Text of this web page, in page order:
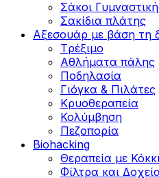
Σάκοι
Σακίδια πλάτης
Αξεσουάρ με βάση τη
Tρέξιμο
Αθλήματα πάλης
Ποδηλασία
Γιόγκα & Πιλάτες
Κρυοθεραπεία
Κολύμβηση
Πεζοπορία
Biohacking
Θεραπεία με
Φίλτρα και